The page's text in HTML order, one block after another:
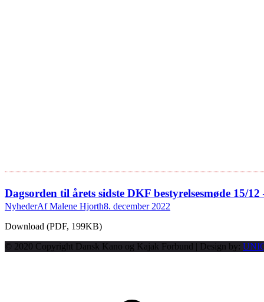
Dagsorden til årets sidste DKF bestyrelsesmøde 15/
NyhederAfMalene Hjorth8. december 2022
Download (PDF, 199KB)
© 2020 Copyright Dansk Kano og Kajak Forbund | Design by: